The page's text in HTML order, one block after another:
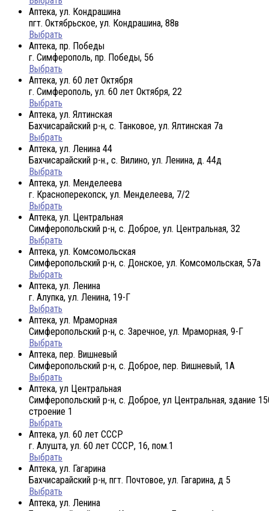
Аптека, ул. Кондрашина
пгт. Октябрьское, ул. Кондрашина, 88в
Выбрать
Аптека, пр. Победы
г. Симферополь, пр. Победы, 56
Выбрать
Аптека, ул. 60 лет Октября
г. Симферополь, ул. 60 лет Октября, 22
Выбрать
Аптека, ул. Ялтинская
Бахчисарайский р-н, с. Танковое, ул. Ялтинская 7а
Выбрать
Аптека, ул. Ленина 44
Бахчисарайский р-н., с. Вилино, ул. Ленина, д. 44д
Выбрать
Аптека, ул. Менделеева
г. Красноперекопск, ул. Менделеева, 7/2
Выбрать
Аптека, ул. Центральная
Симферопольский р-н, с. Доброе, ул. Центральная, 32
Выбрать
Аптека, ул. Комсомольская
Симферопольский р-н, с. Донское, ул. Комсомольская, 57а
Выбрать
Аптека, ул. Ленина
г. Алупка, ул. Ленина, 19-Г
Выбрать
Аптека, ул. Мраморная
Симферопольский р-н, с. Заречное, ул. Мраморная, 9-Г
Выбрать
Аптека, пер. Вишневый
Симферопольский р-н, с. Доброе, пер. Вишневый, 1А
Выбрать
Аптека, ул Центральная
Симферопольский р-н, с. Доброе, ул Центральная, здание
строение 1
Выбрать
Аптека, ул. 60 лет СССР
г. Алушта, ул. 60 лет СССР, 16, пом.1
Выбрать
Аптека, ул. Гагарина
Бахчисарайский р-н, пгт. Почтовое, ул. Гагарина, д 5
Выбрать
Аптека, ул. Ленина